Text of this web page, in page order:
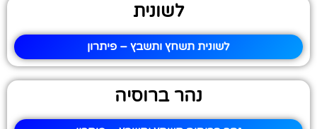
לשונית
לשונית תשחץ ותשבץ – פיתרון
נהר ברוסיה